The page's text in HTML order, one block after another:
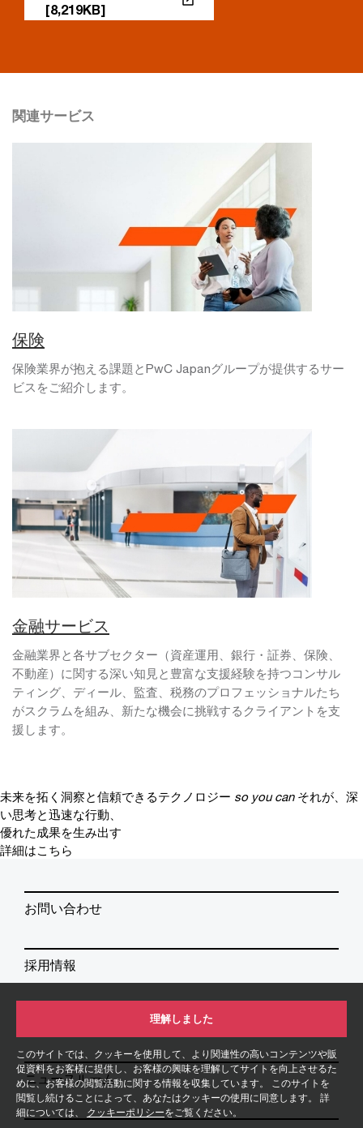
このサイトでは、クッキーを使用して、より関連性の高いコンテンツや販
促資料をお客様に提供し、お客様の興味を理解してサイトを向上させるた
めに、お客様の閲覧活動に関する情報を収集しています。 このサイトを
閲覧し続けることによって、あなたはクッキーの使用に同意します。 詳
細については、 クッキーポリシーをご覧ください。
理解しました
[8,219KB]
関連サービス
保険
保険業界が抱える課題とPwC Japanグループが提供するサー
ビスをご紹介します。
金融サービス
金融業界と各サブセクター（資産運用、銀行・証券、保険、
不動産）に関する深い知見と豊富な支援経験を持つコンサル
ティング、ディール、監査、税務のプロフェッショナルたち
がスクラムを組み、新たな機会に挑戦するクライアントを支
援します。
未来を拓く洞察と信頼できるテクノロジー so you can それが、深
い思考と迅速な行動、
優れた成果を生み出す
詳細はこちら
お問い合わせ
採用情報
ニュースルーム